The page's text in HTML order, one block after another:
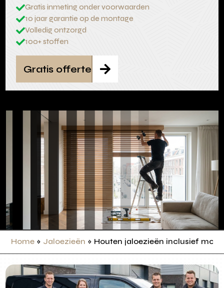
Gratis inmeting onder voorwaarden
10 jaar garantie op de montage
Volledig ontzorgd
100+ stoffen

Gratis offerte
Home » Jaloezieën » Houten jaloezieën inclusief